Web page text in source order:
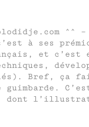
^^ –
à ses
et c’est
Bref, ça
dont